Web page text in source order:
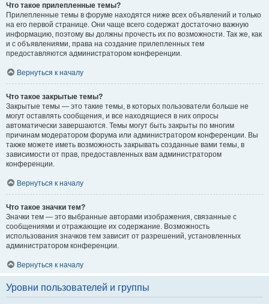
Что такое прилепленные темы?
Прилепленные темы в форуме находятся ниже всех объявлений и только
на его первой странице. Они чаще всего содержат достаточно важную
информацию, поэтому вы должны прочесть их по возможности. Так же, как
и с объявлениями, права на создание прилепленных тем
предоставляются администратором конференции.
Вернуться к началу
Что такое закрытые темы?
Закрытые темы — это такие темы, в которых пользователи больше не
могут оставлять сообщения, и все находящиеся в них опросы
автоматически завершаются. Темы могут быть закрыты по многим
причинам модератором форума или администратором конференции. Вы
также можете иметь возможность закрывать созданные вами темы, в
зависимости от прав, предоставленных вам администратором
конференции.
Вернуться к началу
Что такое значки тем?
Значки тем — это выбранные авторами изображения, связанные с
сообщениями и отражающие их содержание. Возможность
использования значков тем зависит от разрешений, установленных
администратором конференции.
Вернуться к началу
Уровни пользователей и группы